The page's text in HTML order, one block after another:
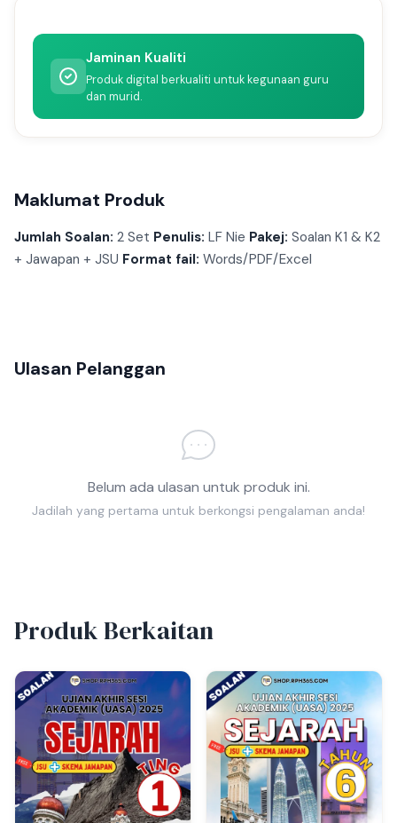
Jaminan Kualiti
Produk digital berkualiti untuk kegunaan guru
dan murid.
Maklumat Produk
Jumlah Soalan: 2 Set Penulis: LF Nie Pakej: Soalan K1 & K2
+ Jawapan + JSU Format fail: Words/PDF/Excel
Ulasan Pelanggan
Belum ada ulasan untuk produk ini.
Jadilah yang pertama untuk berkongsi pengalaman anda!
Produk Berkaitan